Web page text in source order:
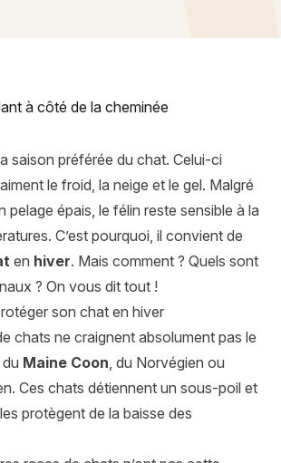
en hiver : 7 conseils pour le garder en
saison préférée du chat. Celui-ci
le froid, la neige et le gel. Malgré
pelage épais, le félin reste sensible à la
C’est pourquoi, il convient de
en hiver. Mais comment ? Quels sont
? On vous dit tout !
son chat en hiver
chats ne craignent absolument pas le
Maine Coon, du Norvégien ou
Ces chats détiennent un sous-poil et
protègent de la baisse des